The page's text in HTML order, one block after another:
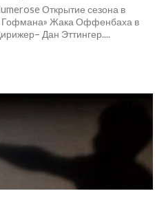
Открытие сезона в
Гофмана» Жака Оффенбаха в
Дан Эттингер....